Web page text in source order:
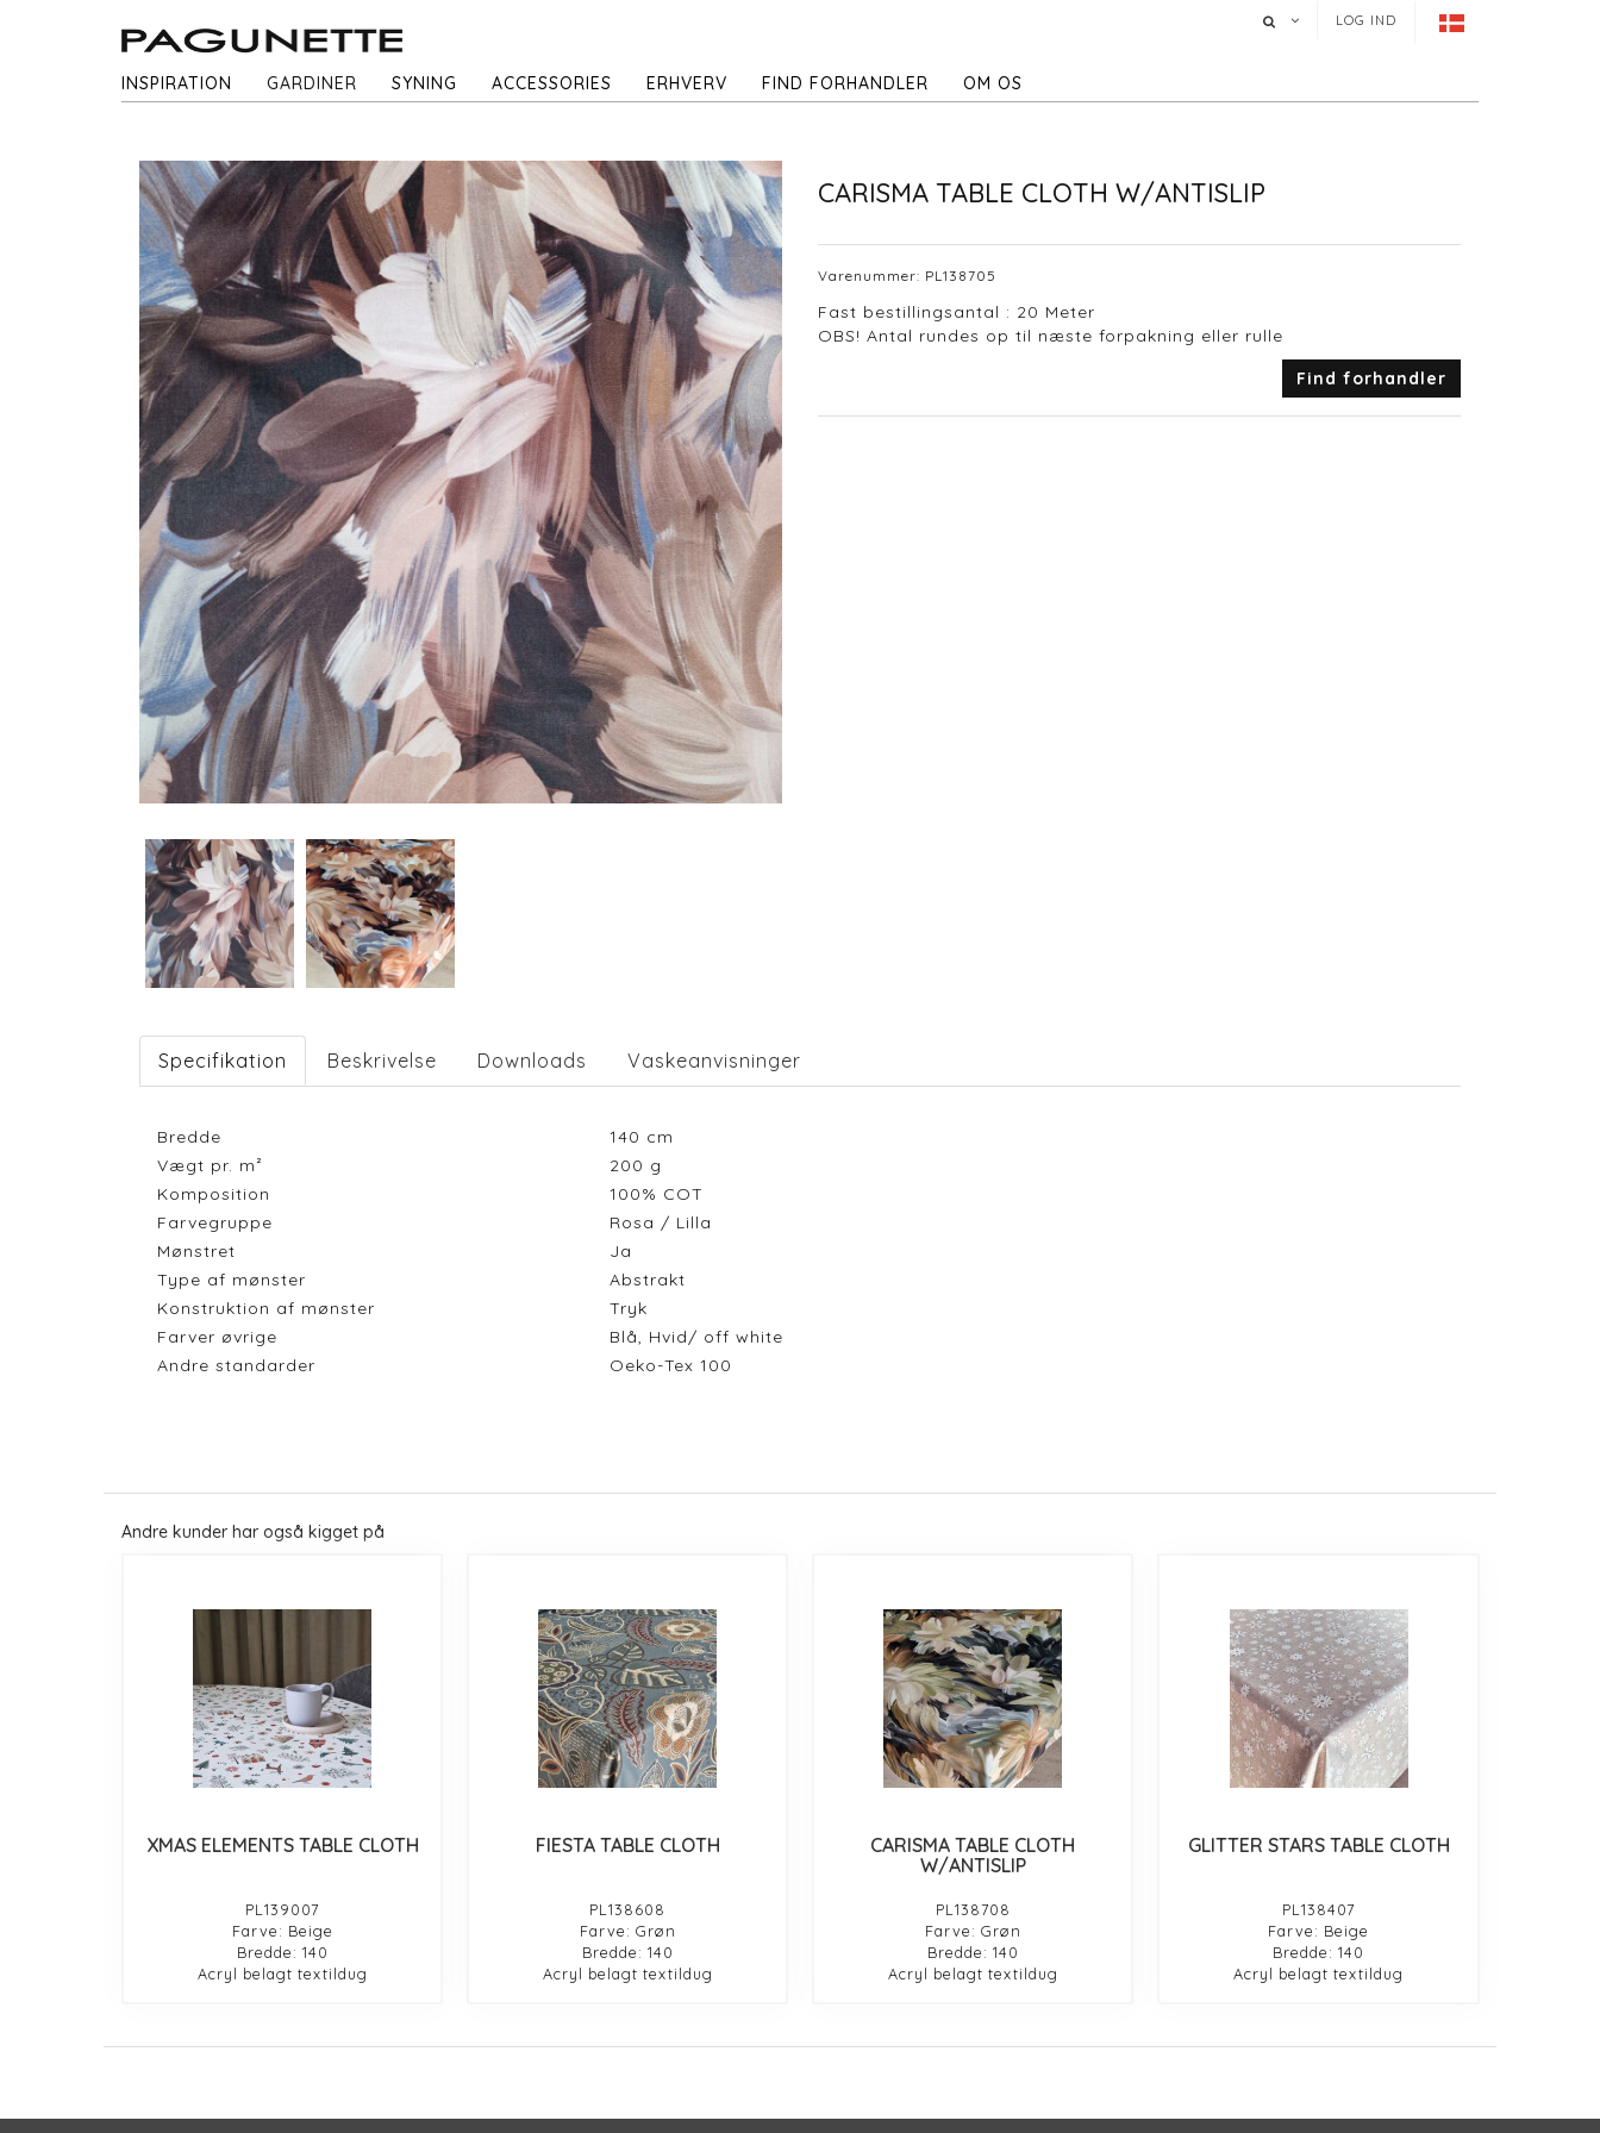
LOG IND
INSPIRATION GARDINER SYNING ACCESSORIES ERHVERV FIND FORHANDLER OM OS
CARISMA TABLE CLOTH W/ANTISLIP
Varenummer: PL138705
Fast bestillingsantal : 20 Meter
OBS! Antal rundes op til næste forpakning eller rulle
Find forhandler
Specifikation Beskrivelse Downloads Vaskeanvisninger
Bredde 140 cm
Vægt pr. m²
200 g
Komposition
100% COT
Farvegruppe
Rosa / Lilla
Mønstret
Ja
Type af mønster
Abstrakt
Konstruktion af mønster
Tryk
Farver øvrige
Blå, Hvid/ off white
Andre standarder
Oeko-Tex 100
Andre kunder har også kigget på
XMAS ELEMENTS TABLE CLOTH
PL139007
Farve: Beige
Bredde: 140
Acryl belagt textildug
FIESTA TABLE CLOTH
PL138608
Farve: Grøn
Bredde: 140
Acryl belagt textildug
CARISMA TABLE CLOTH
W/ANTISLIP
PL138708
Farve: Grøn
Bredde: 140
Acryl belagt textildug
GLITTER STARS TABLE CLOTH
PL138407
Farve: Beige
Bredde: 140
Acryl belagt textildug